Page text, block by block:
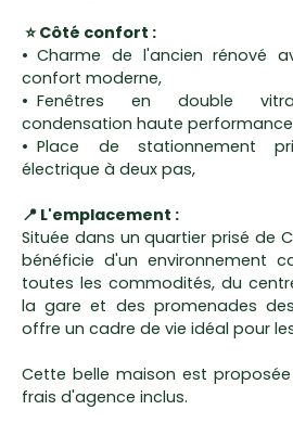
⭐ Côté confort :
Charme de l'ancien rénové
confort moderne,
Fenêtres en double
condensation haute
Place de stationnement
électrique à deux pas,
📍 L'emplacement :
Située dans un quartier prisé de
bénéficie d'un environnement
toutes les commodités, du
la gare et des promenades
offre un cadre de vie idéal pour
Cette belle maison est
frais d'agence inclus.